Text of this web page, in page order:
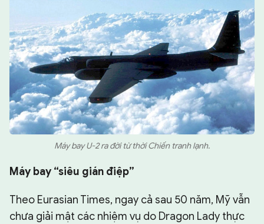
Máy bay U-2 ra đời từ thời Chiến tranh lạnh.
Máy bay “siêu gián điệp”
Theo Eurasian Times, ngay cả sau 50 năm, Mỹ vẫn
chưa giải mật các nhiệm vụ do Dragon Lady thực